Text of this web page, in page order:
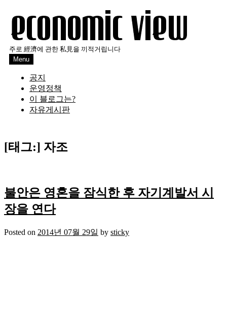
주로 經濟에 관한 私見을 끼적거립니다
Menu
공지
운영정책
이 블로그는?
자유게시판
[태그:] 자조
불안은 영혼을 잠식한 후 자기계발서 시
장을 연다
Posted on 2014년 07월 29일 by sticky